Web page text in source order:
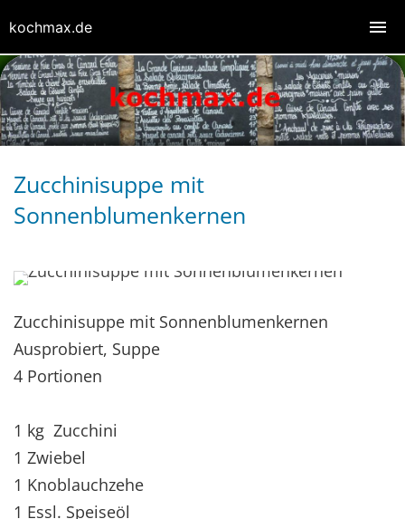
Zucchinisuppe mit
Sonnenblumenkernen
Zucchinisuppe mit Sonnenblumenkernen
Ausprobiert, Suppe
4 Portionen
1 kg Zucchini
1 Zwiebel
1 Knoblauchzehe
1 Essl. Speiseöl
kochmax.de